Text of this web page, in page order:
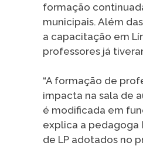
formação
municipais. Além
a capacitação em
professores já
“A formação de
impacta na sala de
é modificada em
explica a pedagoga
de LP adotados no